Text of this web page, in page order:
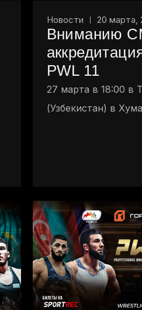
Новости 20 марта,
Вниманию
PWL 11
27 марта в 18:00 в
(Узбекистан) в